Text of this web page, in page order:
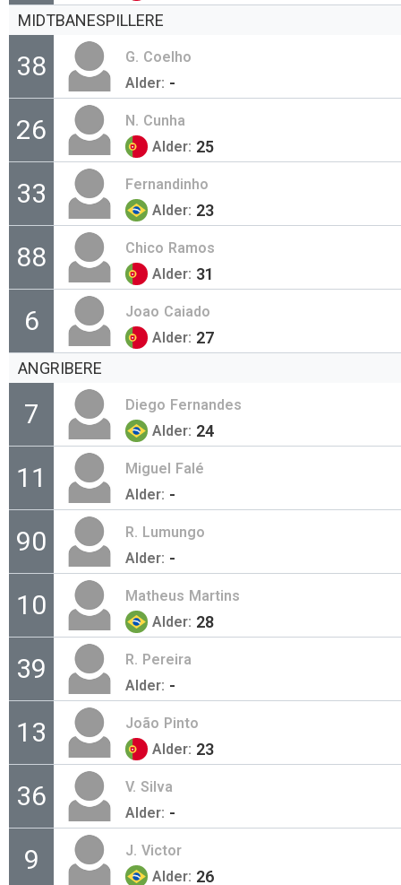
MIDTBANESPILLERE
38 G. Coelho
Alder: -
26 N. Cunha
Alder: 25
33
Fernandinho
Alder: 23
88 Chico Ramos
Alder: 31
6 Joao Caiado
Alder: 27
ANGRIBERE
7 Diego Fernandes
Alder: 24
11 Miguel Falé
Alder: -
90 R. Lumungo
Alder: -
10 Matheus Martins
Alder: 28
39 R. Pereira
Alder: -
13 João Pinto
Alder: 23
36 V. Silva
Alder: -
9 J. Victor
Alder: 26